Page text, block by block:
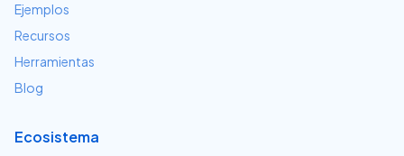
Ejemplos
Recursos
Herramientas
Blog
Ecosistema